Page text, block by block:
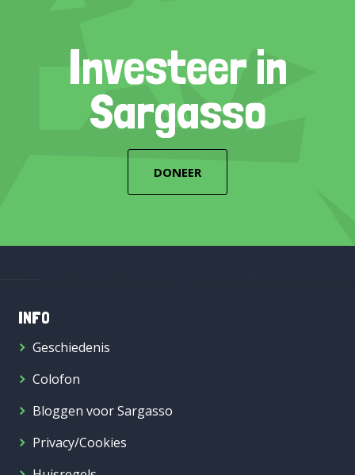
Investeer in
Sargasso
DONEER
INFO
Geschiedenis
Colofon
Bloggen voor Sargasso
Privacy/Cookies